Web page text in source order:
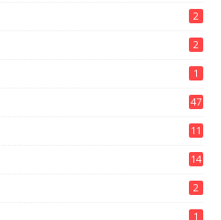
2
2
1
47
11
14
2
1